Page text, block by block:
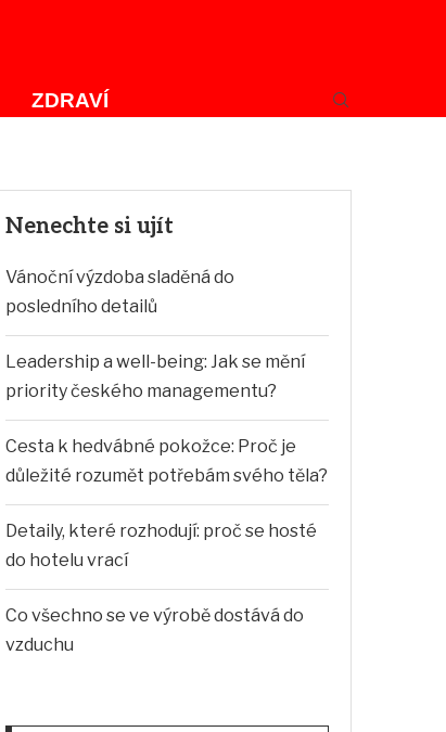
ZDRAVÍ
Nenechte si ujít
Vánoční výzdoba sladěná do
posledního detailů
Leadership a well-being: Jak se mění
priority českého managementu?
Cesta k hedvábné pokožce: Proč je
důležité rozumět potřebám svého těla?
Detaily, které rozhodují: proč se hosté
do hotelu vrací
Co všechno se ve výrobě dostává do
vzduchu